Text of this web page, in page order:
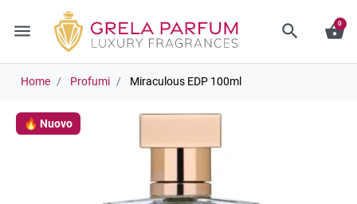
menu search shopping_basket
0
Home Profumi Miraculous EDP 100ml
🔥 Nuovo